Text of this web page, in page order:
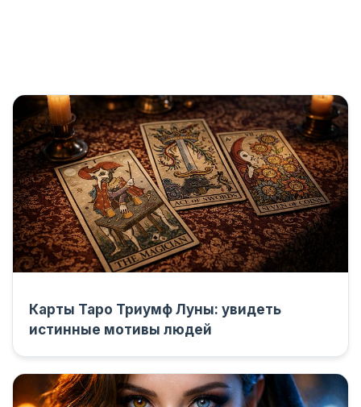
Карты Таро Триумф Луны: увидеть
истинные мотивы людей